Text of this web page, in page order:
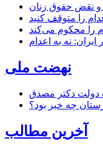
و نقض حقوق زنان
را محکوم می‌کند
نه به اعدام
نهضت ملی
دولت دکتر مصدق
آخرین مطالب